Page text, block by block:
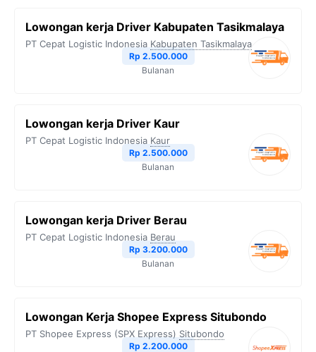
Lowongan kerja Driver Kabupaten Tasikmalaya
PT Cepat Logistic Indonesia Kabupaten Tasikmalaya
Rp 2.500.000
Bulanan
Lowongan kerja Driver Kaur
PT Cepat Logistic Indonesia Kaur
Rp 2.500.000
Bulanan
Lowongan kerja Driver Berau
PT Cepat Logistic Indonesia Berau
Rp 3.200.000
Bulanan
Lowongan Kerja Shopee Express Situbondo
PT Shopee Express (SPX Express) Situbondo
Rp 2.200.000